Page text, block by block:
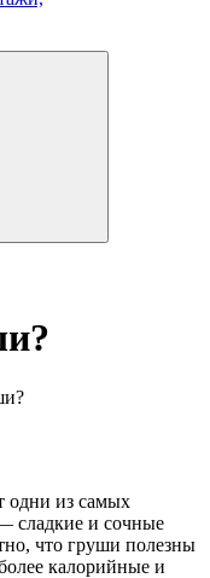
Новости политики,
одни из самых
сладкие и сочные
что груши полезны
калорийные и